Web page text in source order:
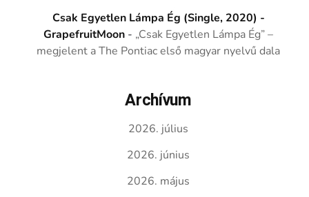
Csak Egyetlen Lámpa Ég (Single, 2020) -
GrapefruitMoon - „Csak Egyetlen Lámpa Ég” –
megjelent a The Pontiac első magyar nyelvű dala
Archívum
2026. július
2026. június
2026. május